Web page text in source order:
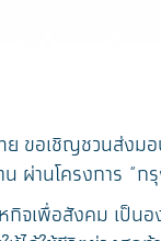
ขอเชิญชวนส่งมอ
ผ่านโครงการ “ก
จเพื่อสังคม เป็นอ